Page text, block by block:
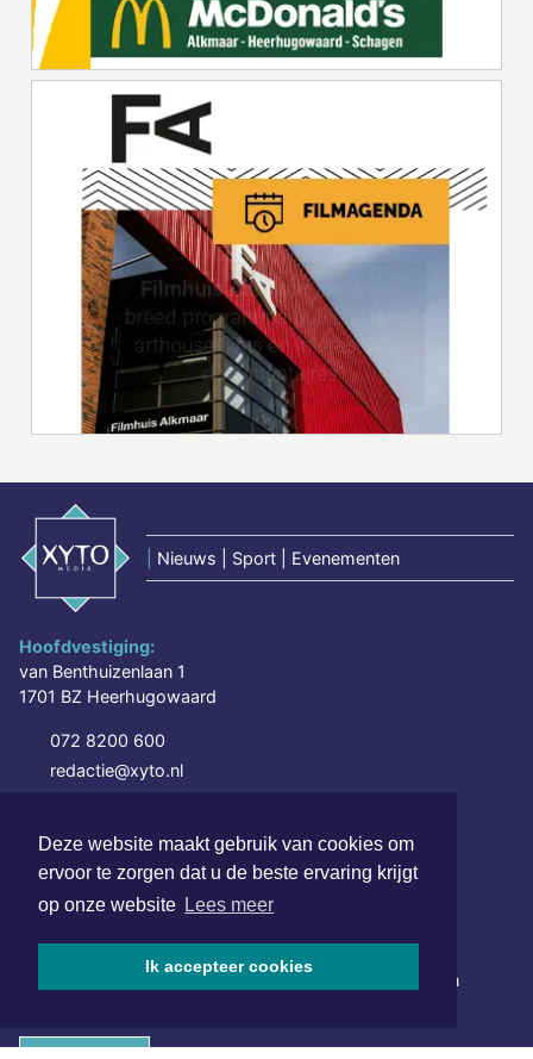
Deze website maakt gebruik van cookies om
ervoor te zorgen dat u de beste ervaring krijgt
op onze website Lees meer
Ik accepteer cookies
Nieuws | Sport | Evenementen
Hoofdvestiging:
van Benthuizenlaan 1
1701 BZ Heerhugowaard
072 8200 600
redactie@xyto.nl
SOCIAL MEDIA
Schrijf je in voor onze nieuwsbrief en krijg wekelijks een